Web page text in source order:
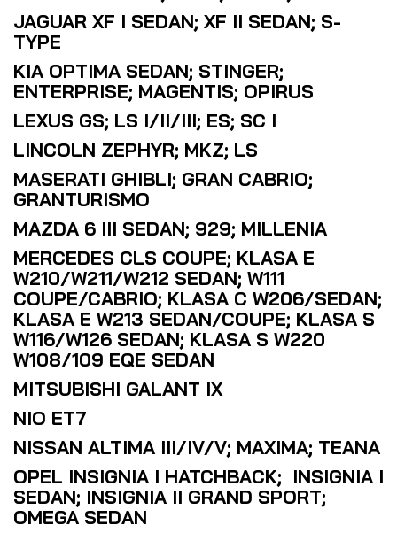
JAGUAR XF I SEDAN; XF II SEDAN; S-
TYPE
KIA OPTIMA SEDAN; STINGER;
ENTERPRISE; MAGENTIS; OPIRUS
LEXUS GS; LS I/II/III; ES; SC I
LINCOLN ZEPHYR; MKZ; LS
MASERATI GHIBLI; GRAN CABRIO;
GRANTURISMO
MAZDA 6 III SEDAN; 929; MILLENIA
MERCEDES CLS COUPE; KLASA E
W210/W211/W212 SEDAN; W111
COUPE/CABRIO; KLASA C W206/SEDAN;
KLASA E W213 SEDAN/COUPE; KLASA S
W116/W126 SEDAN; KLASA S W220
W108/109 EQE SEDAN
MITSUBISHI GALANT IX
NIO ET7
NISSAN ALTIMA III/IV/V; MAXIMA; TEANA
OPEL INSIGNIA I HATCHBACK; INSIGNIA I
SEDAN; INSIGNIA II GRAND SPORT;
OMEGA SEDAN